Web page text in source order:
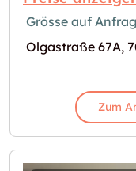
Grösse auf
Olgastraße 67A,
Zum